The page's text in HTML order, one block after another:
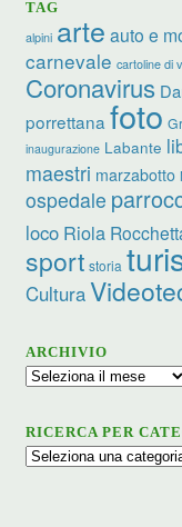
TAG
alpini arte auto e
carnevale cartoline di
Coronavirus
porrettana foto
inaugurazione Labante
maestri marzabotto
ospedale
loco Riola
sport storia
Cultura
ARCHIVIO
Archivio
RICERCA PER
Ricerca